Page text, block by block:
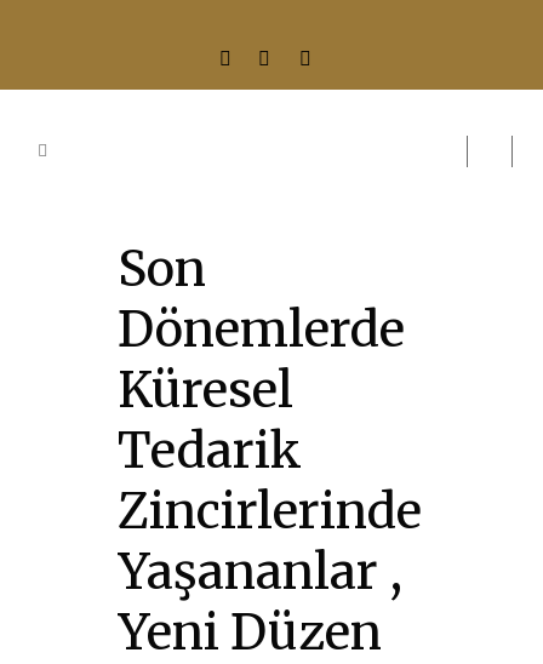
Son
Dönemlerde
Küresel
Tedarik
Zincirlerinde
Yaşananlar ,
Yeni Düzen